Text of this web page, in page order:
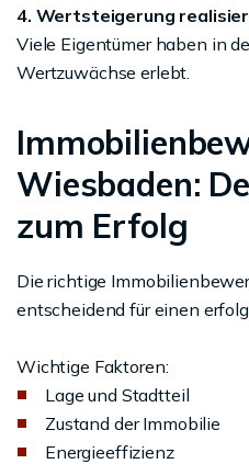
4. Wertsteigerung
Viele Eigentümer haben in
Wertzuwächse erlebt.
Wiesbaden:
zum Erfolg
Die richtige
entscheidend für einen
Wichtige Faktoren:
Lage und Stadtteil
Zustand der Immobilie
Energieeffizienz